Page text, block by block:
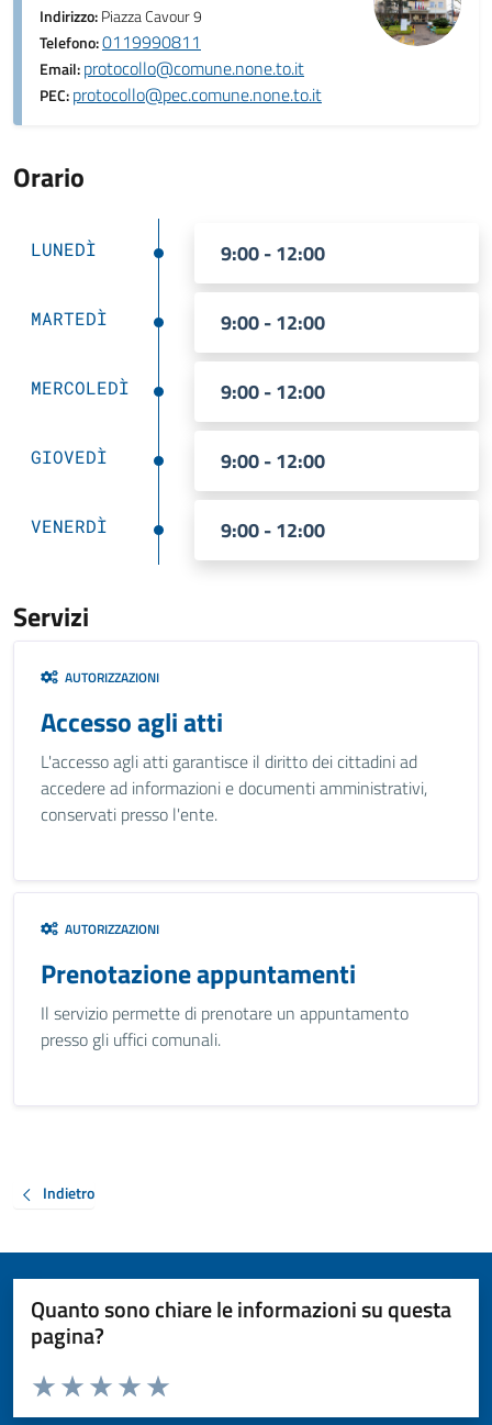
Indirizzo:Piazza Cavour 9
Telefono:0119990811
Email:protocollo@comune.none.to.it
PEC:protocollo@pec.comune.none.to.it
Orario
LUNEDÌ 9:00 - 12:00
MARTEDÌ 9:00 - 12:00
MERCOLEDÌ 9:00 - 12:00
GIOVEDÌ 9:00 - 12:00
VENERDÌ 9:00 - 12:00
Servizi
AUTORIZZAZIONI
Accesso agli atti
L'accesso agli atti garantisce il diritto dei cittadini ad
accedere ad informazioni e documenti amministrativi,
conservati presso l'ente.
AUTORIZZAZIONI
Prenotazione appuntamenti
Il servizio permette di prenotare un appuntamento
presso gli uffici comunali.
Indietro
Quanto sono chiare le informazioni su questa
pagina?
Valuta da 1 a 5 stelle la pagina
Valuta 5 stelle su 5
Valuta 4 stelle su 5
Valuta 3 stelle su 5
Valuta 2 stelle su 5
Valuta 1 stelle su 5